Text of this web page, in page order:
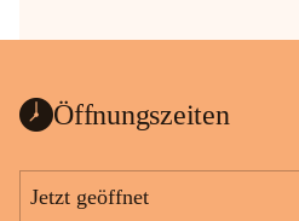
Öffnungszeiten
Jetzt geöffnet